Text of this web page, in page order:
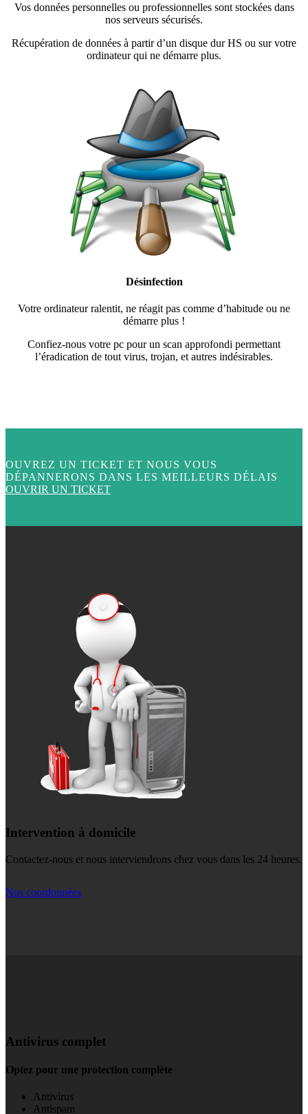
Vos données personnelles ou professionnelles sont stockées dans
nos serveurs sécurisés.
Récupération de données à partir d’un disque dur HS ou sur votre
ordinateur qui ne démarre plus.
Désinfection
Votre ordinateur ralentit, ne réagit pas comme d’habitude ou ne
démarre plus !
Confiez-nous votre pc pour un scan approfondi permettant
l’éradication de tout virus, trojan, et autres indésirables.
OUVREZ UN TICKET ET NOUS VOUS
DÉPANNERONS DANS LES MEILLEURS DÉLAIS
OUVRIR UN TICKET
Intervention à domicile
Contactez-nous et nous interviendrons chez vous dans les 24 heures.
Nos coordonnées
Antivirus complet
Optez pour une protection complète
Antivirus
Antispam